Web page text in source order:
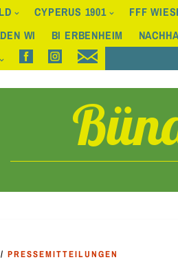
CYPERUS 1901 FFF
WI BI ERBENHEIM
/ PRESSEMITTEILUNGEN